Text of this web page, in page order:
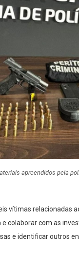
apreendidos pela
vítimas relacionadas
colaborar com as
e identificar outros